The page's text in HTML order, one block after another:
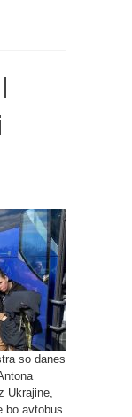
so danes
Ukrajine,
bo avtobus